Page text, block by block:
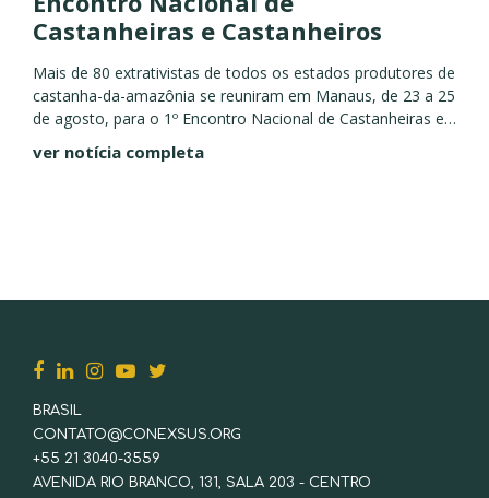
Castanheiras e Castanheiros
Mais de 80 extrativistas de todos os estados produtores de
castanha-da-amazônia se reuniram em Manaus, de 23 a 25
de agosto, para o 1º Encontro Nacional de Castanheiras e
Castanheiros. O evento, promovido pelo Coletivo...
ver notícia completa
BRASIL
CONTATO@CONEXSUS.ORG
+55 21 3040-3559
AVENIDA RIO BRANCO, 131, SALA 203 - CENTRO